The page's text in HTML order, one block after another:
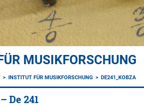
MUSIKFORSCHUNG
INSTITUT FÜR MUSIKFORSCHUNG DE241_KOBZA
De 241